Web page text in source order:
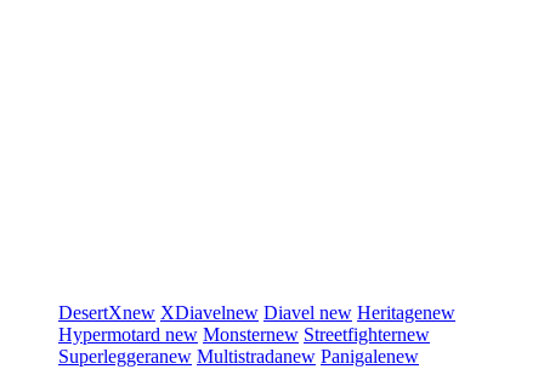
DesertXnew XDiavelnew Diavel new Heritagenew
Hypermotard new Monsternew Streetfighternew
Superleggeranew Multistradanew Panigalenew